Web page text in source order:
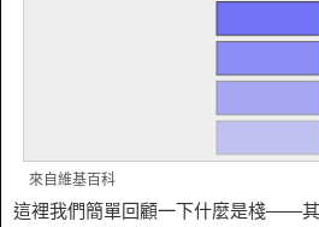
來自維基百科
這裡我們簡單回顧一下什麼是棧——